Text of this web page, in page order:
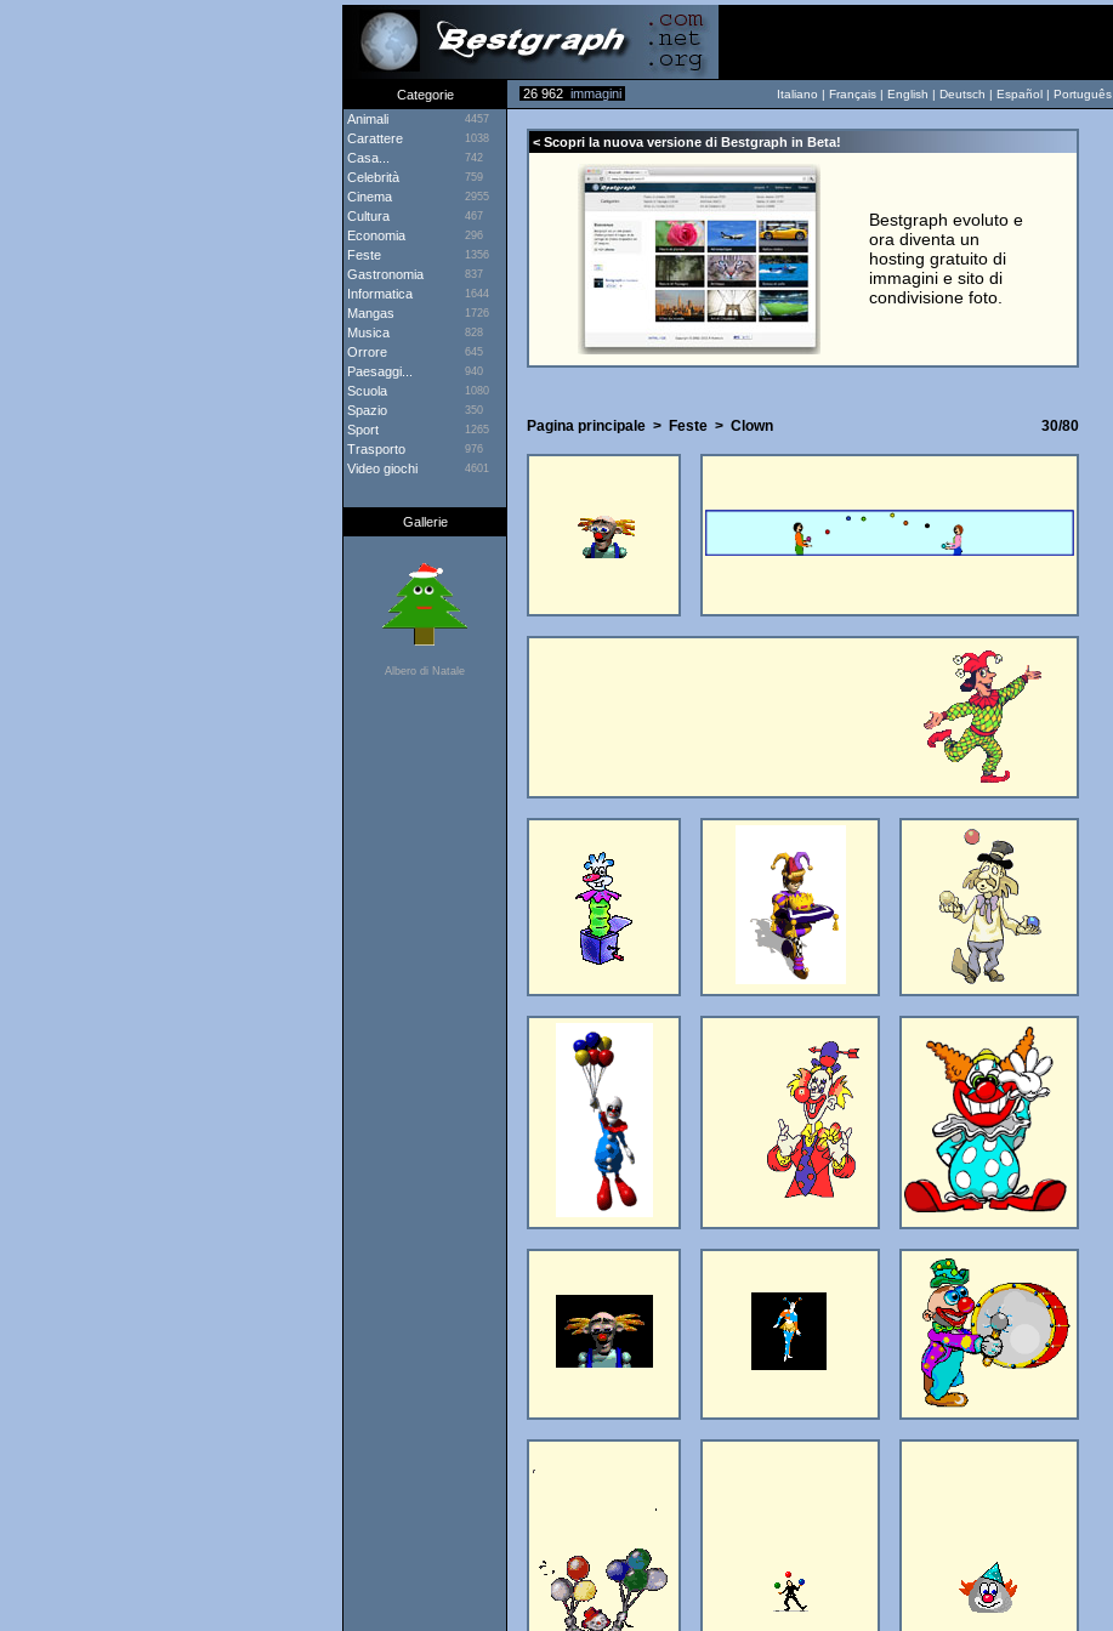
Categorie 26 962 immagini Italiano | Français | English | Deutsch | Español | Português
Animali
4457
Carattere 1038
Casa... 742
Celebrità 759
Cinema 2955
Cultura 467
Economia 296
Feste 1356
Gastronomia 837
Informatica 1644
Mangas 1726
Musica 828
Orrore 645
Paesaggi... 940
Scuola 1080
Spazio 350
Sport 1265
Trasporto 976
Video giochi 4601
Gallerie
Albero di Natale
< Scopri la nuova versione di Bestgraph in Beta!
Bestgraph evoluto e
ora diventa un
hosting gratuito di
immagini e sito di
condivisione foto.
Pagina principale > Feste > Clown 30/80